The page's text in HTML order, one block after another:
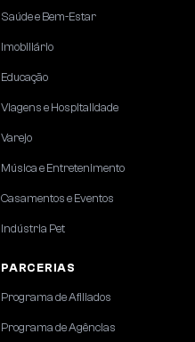
Saúde e Bem-Estar
Imobiliário
Educação
Viagens e Hospitalidade
Varejo
Música e Entretenimento
Casamentos e Eventos
Indústria Pet
PARCERIAS
Programa de Afiliados
Programa de Agências